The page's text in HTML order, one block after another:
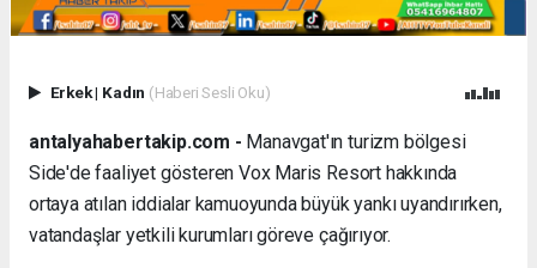
Erkek| Kadın (Haberi Sesli Oku)
antalyahabertakip.com - Manavgat'ın turizm bölgesi
Side'de faaliyet gösteren Vox Maris Resort hakkında
ortaya atılan iddialar kamuoyunda büyük yankı uyandırırken,
vatandaşlar yetkili kurumları göreve çağırıyor.